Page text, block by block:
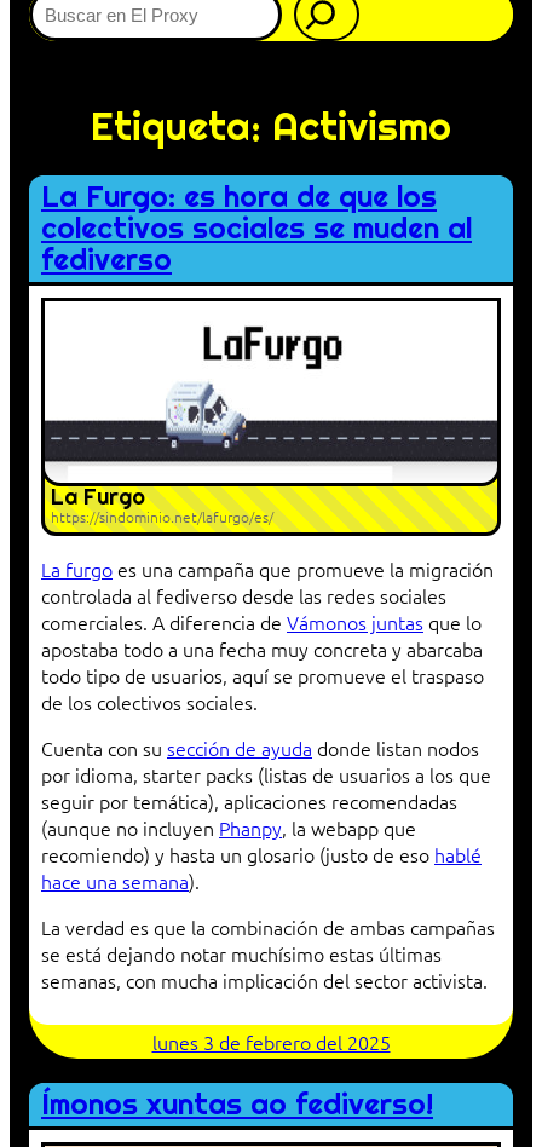
Etiqueta: Activismo
La Furgo: es hora de que los
colectivos sociales se muden al
fediverso
La Furgo
https://sindominio.net/lafurgo/es/
La furgo es una campaña que promueve la migración
controlada al fediverso desde las redes sociales
comerciales. A diferencia de Vámonos juntas que lo
apostaba todo a una fecha muy concreta y abarcaba
todo tipo de usuarios, aquí se promueve el traspaso
de los colectivos sociales.
Cuenta con su sección de ayuda donde listan nodos
por idioma, starter packs (listas de usuarios a los que
seguir por temática), aplicaciones recomendadas
(aunque no incluyen Phanpy, la webapp que
recomiendo) y hasta un glosario (justo de eso hablé
hace una semana).
La verdad es que la combinación de ambas campañas
se está dejando notar muchísimo estas últimas
semanas, con mucha implicación del sector activista.
lunes 3 de febrero del 2025
Ímonos xuntas ao fediverso!